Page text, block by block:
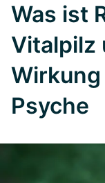
Was ist
Vitalpilz
Psyche